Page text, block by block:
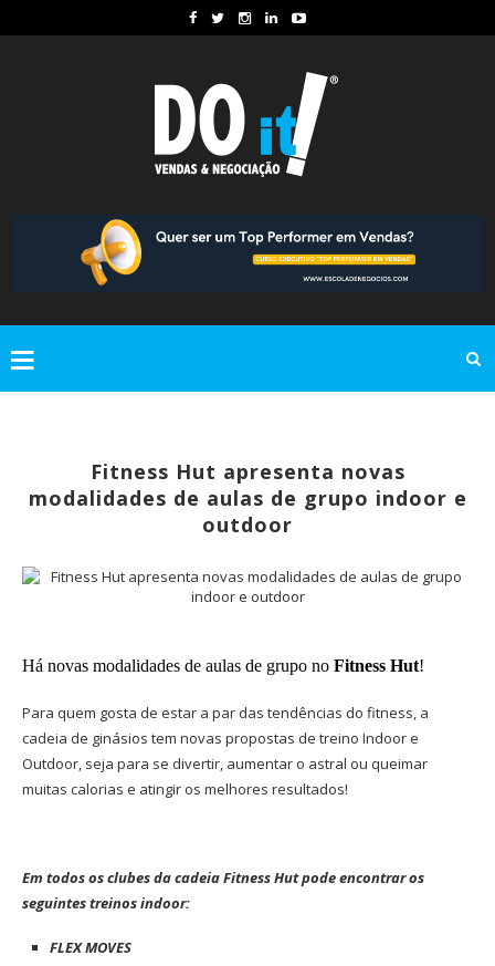
Fitness Hut apresenta novas
modalidades de aulas de grupo indoor e
outdoor
Há novas modalidades de aulas de grupo no Fitness Hut!
Para quem gosta de estar a par das tendências do fitness, a
cadeia de ginásios tem novas propostas de treino Indoor e
Outdoor, seja para se divertir, aumentar o astral ou queimar
muitas calorias e atingir os melhores resultados!
Em todos os clubes da cadeia Fitness Hut pode encontrar os
seguintes treinos indoor:
FLEX MOVES